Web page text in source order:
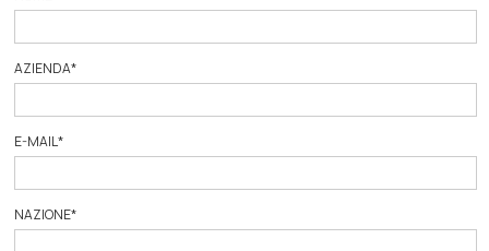
AZIENDA*
E-MAIL*
NAZIONE*